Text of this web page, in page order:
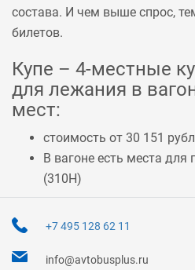
состава. И чем выше спрос,
билетов.
Купе – 4-местные
для лежания в
мест:
стоимость от 30 151
В вагоне есть места для
(310Н)
+7 495 128 62 11
info@avtobusplus.ru